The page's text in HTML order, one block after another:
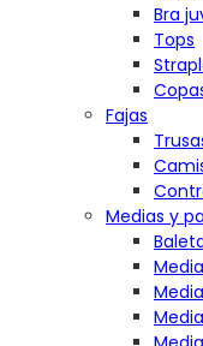
Bra
Tops
Fajas
Medias y